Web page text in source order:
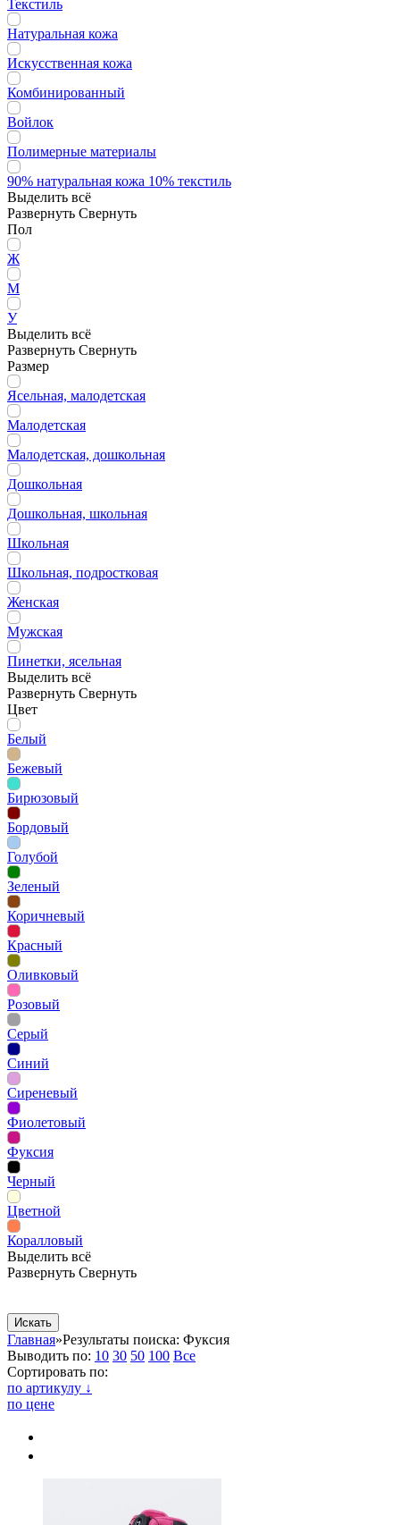
Текстиль
Натуральная кожа
Искусственная кожа
Комбинированный
Войлок
Полимерные материалы
90% натуральная кожа 10% текстиль
Выделить всё
Развернуть Свернуть
Пол
Ж
М
У
Выделить всё
Развернуть Свернуть
Размер
Ясельная, малодетская
Малодетская
Малодетская, дошкольная
Дошкольная
Дошкольная, школьная
Школьная
Школьная, подростковая
Женская
Мужская
Пинетки, ясельная
Выделить всё
Развернуть Свернуть
Цвет
Белый
Бежевый
Бирюзовый
Бордовый
Голубой
Зеленый
Коричневый
Красный
Оливковый
Розовый
Серый
Синий
Сиреневый
Фиолетовый
Фуксия
Черный
Цветной
Коралловый
Выделить всё
Развернуть Свернуть
Главная»Результаты поиска: Фуксия
Выводить по: 10 30 50 100 Все
Сортировать по:
по артикулу ↓
по цене